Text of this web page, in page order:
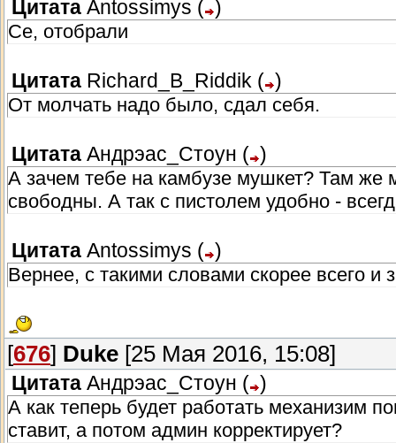
Цитата Antossimys ( )
Се, отобрали
Цитата Richard_B_Riddik ( )
От молчать надо было, сдал себя.
Цитата Андрэас_Стоун ( )
А зачем тебе на камбузе мушкет? Там же
свободны. А так с пистолем удобно -
Цитата Antossimys ( )
Вернее, с такими словами скорее всего и
[676] Duke [25 Мая 2016, 15:08]
Цитата Андрэас_Стоун ( )
А как теперь будет работать механизим
ставит, а потом админ корректирует?